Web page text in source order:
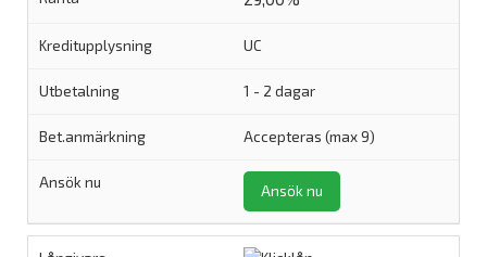
UC
1 - 2 dagar
Accepteras (max 9)
Ansök nu